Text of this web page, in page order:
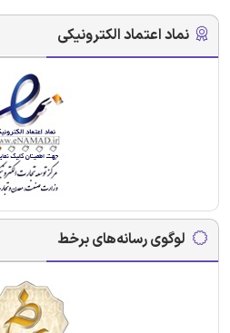
نماد اعتماد الکترونیکی
لوگوی رسانه‌های برخط